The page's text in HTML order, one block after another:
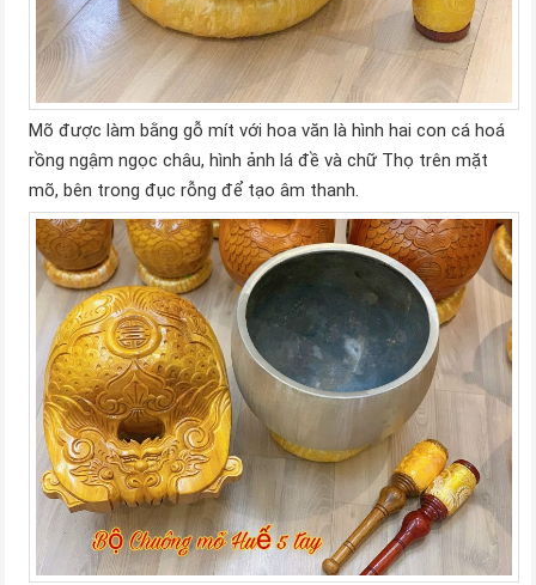
Mõ được làm bằng gỗ mít với hoa văn là hình hai con cá hoá
rồng ngậm ngọc châu, hình ảnh lá đề và chữ Thọ trên mặt
mõ, bên trong đục rỗng để tạo âm thanh.